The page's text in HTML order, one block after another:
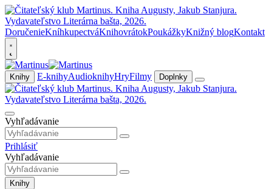
DoručenieKníhkupectváKnihovrátokPoukážkyKnižný blogKontakt
Knihy E-knihyAudioknihyHryFilmy Doplnky
Vyhľadávanie
Prihlásiť
Vyhľadávanie
Knihy